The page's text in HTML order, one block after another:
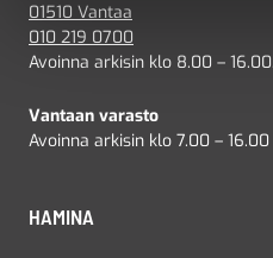
01510 Vantaa
010 219 0700
Avoinna arkisin klo 8.00 – 16.00.
Vantaan varasto
Avoinna arkisin klo 7.00 – 16.00
HAMINA